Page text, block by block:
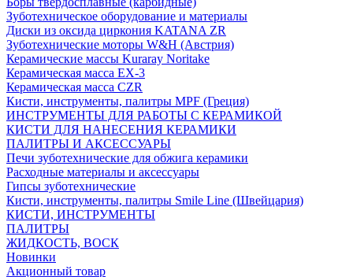
Зуботехническое оборудование и материалы
Диски из оксида циркония KATANA ZR
Зуботехнические моторы W&H (Австрия)
Керамические массы Kuraray Noritake
Керамическая масса EX-3
Керамическая масса CZR
Кисти, инструменты, палитры MPF (Греция)
ИНСТРУМЕНТЫ ДЛЯ РАБОТЫ С КЕРАМИКОЙ
КИСТИ ДЛЯ НАНЕСЕНИЯ КЕРАМИКИ
ПАЛИТРЫ И АКСЕССУАРЫ
Печи зуботехнические для обжига керамики
Расходные материалы и аксессуары
Гипсы зуботехнические
Кисти, инструменты, палитры Smile Line (Швейцария)
КИСТИ, ИНСТРУМЕНТЫ
ПАЛИТРЫ
ЖИДКОСТЬ, ВОСК
Новинки
Акционный товар